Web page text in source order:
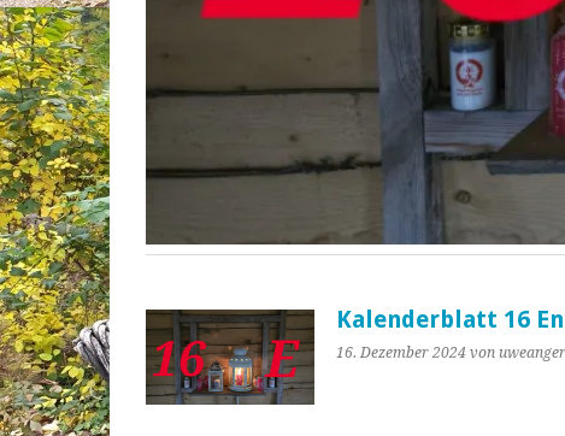
Kalenderblatt 16
16. Dezember 2024 von uweanger